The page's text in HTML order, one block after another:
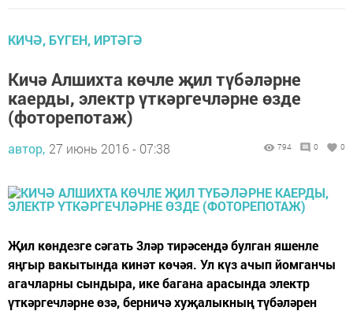
КИЧӘ, БҮГЕН, ИРТӘГӘ
Кичә Алшихта көчле җил түбәләрне
каерды, электр үткәргечләрне өзде
(фоторепотаж)
автор, 27 июнь 2016 - 07:38 794 0 0
Җил көндезге сәгать 3ләр тирәсендә булган яшенле
яңгыр вакытында кинәт көчәя. Ул күз ачып йомганчы
агачларны сындыра, ике багана арасында электр
үткәргечләрне өзә, берничә хуҗалыкның түбәләрен